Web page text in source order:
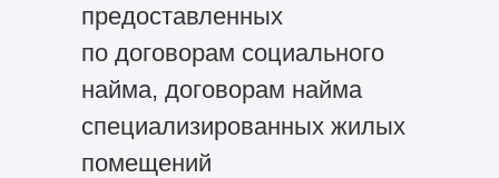
предоставленных
по договорам социального
найма, договорам найма
специализированных жилых
помещений